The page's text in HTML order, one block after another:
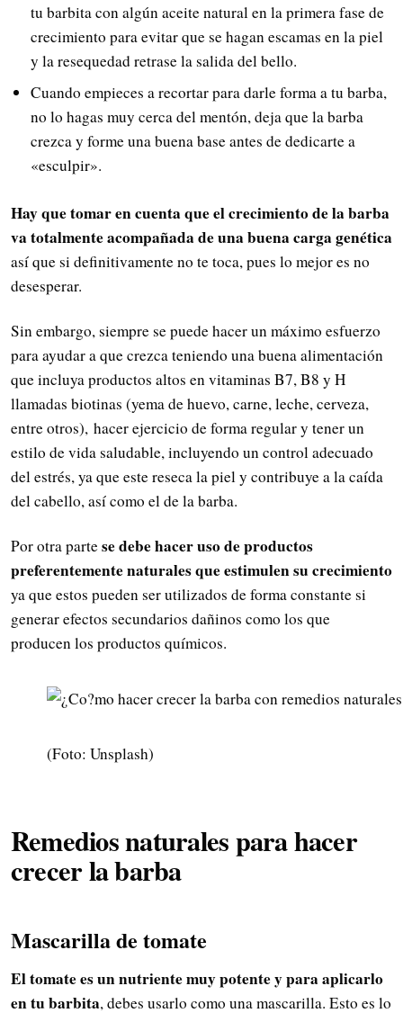
tu barbita con algún aceite natural en la primera fase de
crecimiento para evitar que se hagan escamas en la piel
y la resequedad retrase la salida del bello.
Cuando empieces a recortar para darle forma a tu barba,
no lo hagas muy cerca del mentón, deja que la barba
crezca y forme una buena base antes de dedicarte a
«esculpir».
Hay que tomar en cuenta que el crecimiento de la barba
va totalmente acompañada de una buena carga genética
así que si definitivamente no te toca, pues lo mejor es no
desesperar.
Sin embargo, siempre se puede hacer un máximo esfuerzo
para ayudar a que crezca teniendo una buena alimentación
que incluya productos altos en vitaminas B7, B8 y H
llamadas biotinas (yema de huevo, carne, leche, cerveza,
entre otros), hacer ejercicio de forma regular y tener un
estilo de vida saludable, incluyendo un control adecuado
del estrés, ya que este reseca la piel y contribuye a la caída
del cabello, así como el de la barba.
Por otra partese debe hacer uso de productos
preferentemente naturales que estimulen su crecimiento
ya que estos pueden ser utilizados de forma constante si
generar efectos secundarios dañinos como los que
producen los productos químicos.
(Foto: Unsplash)
Remedios naturales para hacer
crecer la barba
Mascarilla de tomate
El tomate es un nutriente muy potente y para aplicarlo
en tu barbita, debes usarlo como una mascarilla. Esto es lo